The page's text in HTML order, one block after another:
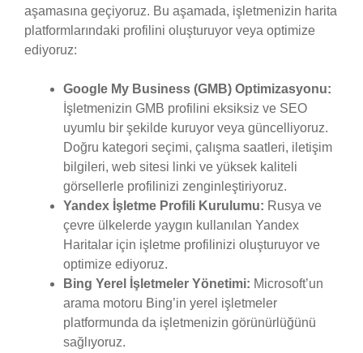
aşamasına geçiyoruz. Bu aşamada, işletmenizin harita
platformlarındaki profilini oluşturuyor veya optimize
ediyoruz:
Google My Business (GMB) Optimizasyonu:
İşletmenizin GMB profilini eksiksiz ve SEO
uyumlu bir şekilde kuruyor veya güncelliyoruz.
Doğru kategori seçimi, çalışma saatleri, iletişim
bilgileri, web sitesi linki ve yüksek kaliteli
görsellerle profilinizi zenginleştiriyoruz.
Yandex İşletme Profili Kurulumu: Rusya ve
çevre ülkelerde yaygın kullanılan Yandex
Haritalar için işletme profilinizi oluşturuyor ve
optimize ediyoruz.
Bing Yerel İşletmeler Yönetimi: Microsoft’un
arama motoru Bing’in yerel işletmeler
platformunda da işletmenizin görünürlüğünü
sağlıyoruz.